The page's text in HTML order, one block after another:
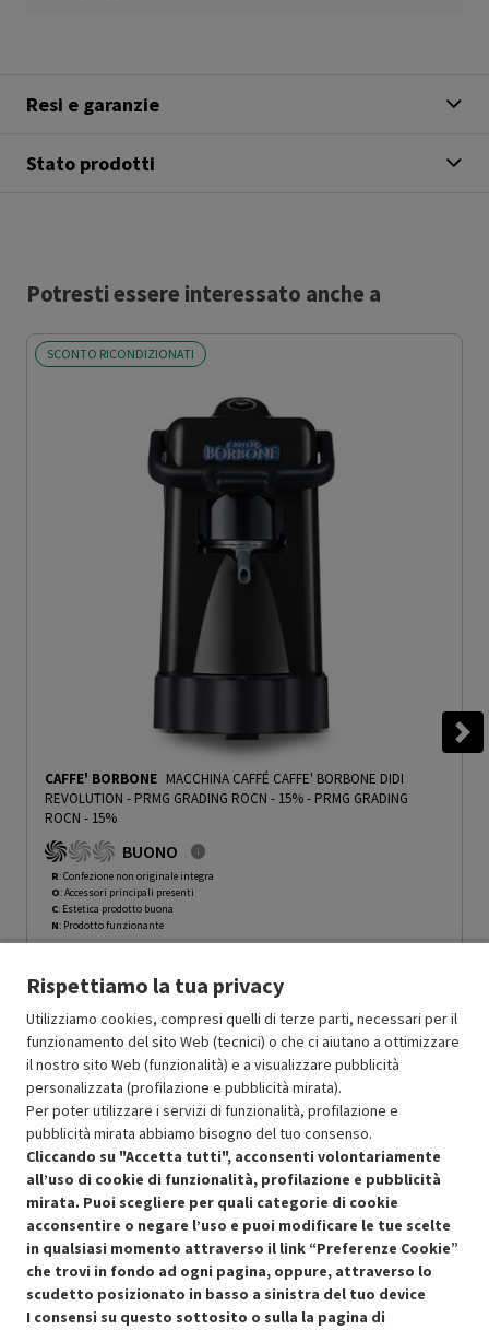
Resi e garanzie
Stato prodotti
Potresti essere interessato anche a
SCONTO RICONDIZIONATI
CAFFE' BORBONE MACCHINA CAFFÉ CAFFE' BORBONE DIDI
REVOLUTION - PRMG GRADING ROCN - 15%- PRMG GRADING
ROCN - 15%
BUONO
R: Confezione non originale integra
O: Accessori principali presenti
C: Estetica prodotto buona
N: Prodotto funzionante
Ricondizionato Prezzo ridotto da
84.99 a-50%
In Promozione 42.49
Aggiungi al carrello
SCONTO RICONDIZIONATI
Approfitta dello sconto del 50% sul prodotto ricondizionato.
Rispettiamo la tua privacy
Utilizziamo cookies, compresi quelli di terze parti, necessari per il
funzionamento del sito Web (tecnici) o che ci aiutano a ottimizzare
il nostro sito Web (funzionalità) e a visualizzare pubblicità
personalizzata (profilazione e pubblicità mirata).
Per poter utilizzare i servizi di funzionalità, profilazione e
pubblicità mirata abbiamo bisogno del tuo consenso.
Cliccando su "Accetta tutti", acconsenti volontariamente
all’uso di cookie di funzionalità, profilazione e pubblicità
mirata. Puoi scegliere per quali categorie di cookie
acconsentire o negare l’uso e puoi modificare le tue scelte
in qualsiasi momento attraverso il link “Preferenze Cookie”
che trovi in fondo ad ogni pagina, oppure, attraverso lo
scudetto posizionato in basso a sinistra del tuo device
I consensi su questo sottosito o sulla la pagina di